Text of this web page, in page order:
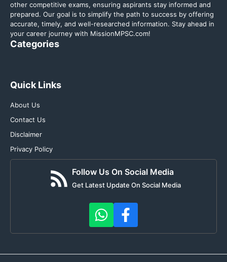
other competitive exams, ensuring aspirants stay informed and
prepared. Our goal is to simplify the path to success by offering
accurate, timely, and well-researched information. Stay ahead in
your career journey with MissionMPSC.com!
Categories
Quick Links
About Us
Contact Us
Disclaimer
Privacy Policy
Follow Us On Social Media
Get Latest Update On Social Media